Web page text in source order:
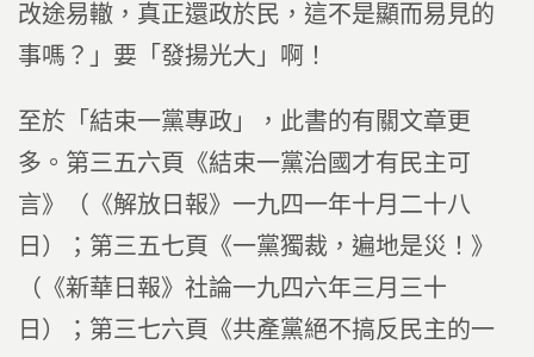
改途易轍，真正還政於民，這不是顯而易見的
事嗎？」要「發揚光大」啊！
至於「結束一黨專政」，此書的有關文章更
多。第三五六頁《結束一黨治國才有民主可
言》（《解放日報》一九四一年十月二十八
日）；第三五七頁《一黨獨裁，遍地是災！》
（《新華日報》社論一九四六年三月三十
日）；第三七六頁《共產黨絕不搞反民主的一